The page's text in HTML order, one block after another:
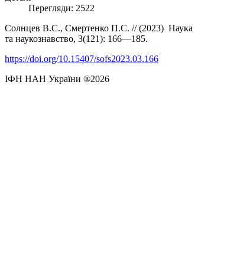
Перегляди: 2522
Солнцев В.С., Смертенко П.С. // (2023) Наука
та наукознавство, 3(121): 166—185.
https://doi.org/10.15407/sofs2023.03.166
ІФН НАН України ®2026